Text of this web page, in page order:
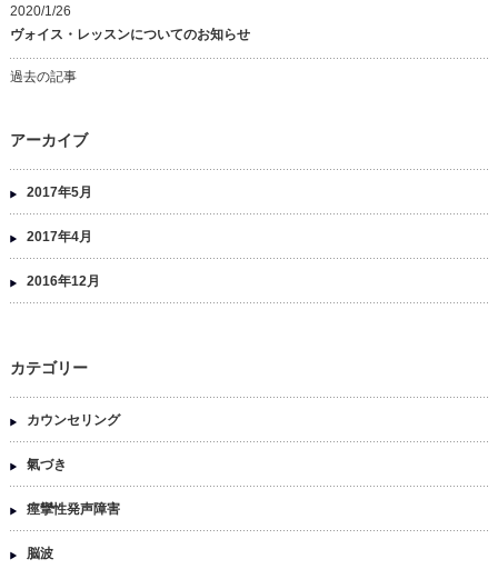
2020/1/26
ヴォイス・レッスンについてのお知らせ
過去の記事
アーカイブ
2017年5月
2017年4月
2016年12月
カテゴリー
カウンセリング
氣づき
痙攣性発声障害
脳波